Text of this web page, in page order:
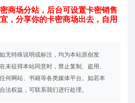
商场分站，后台可设置卡密销售
，分享你的卡密商场出去，自用
无特殊说明或标注，均为本站原创发
未征得本站同意时，禁止复制、盗用、
何网站、书籍等各类媒体平台。如若本
法权益，可联系我们进行处理。